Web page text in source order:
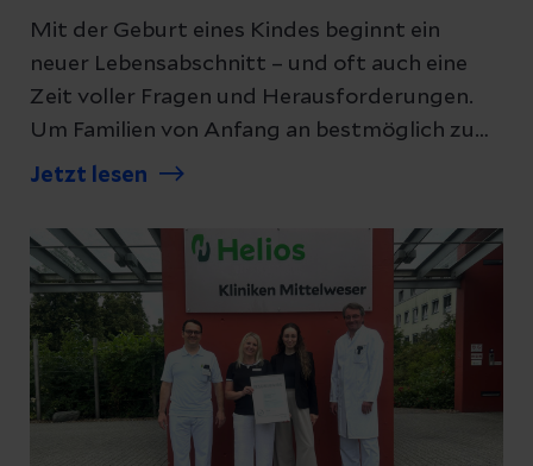
Mit der Geburt eines Kindes beginnt ein
neuer Lebensabschnitt – und oft auch eine
Zeit voller Fragen und Herausforderungen.
Um Familien von Anfang an bestmöglich zu
unterstützen, bauen die Helios Kliniken
weiter aus. Ab dem 6. Juli 2026 bieten die
Frühen Hilfen des Landkreises
Nienburg/Weser jeden Montag eine offene
Sprechstunde direkt in der Klinik an.
Jetzt lesen